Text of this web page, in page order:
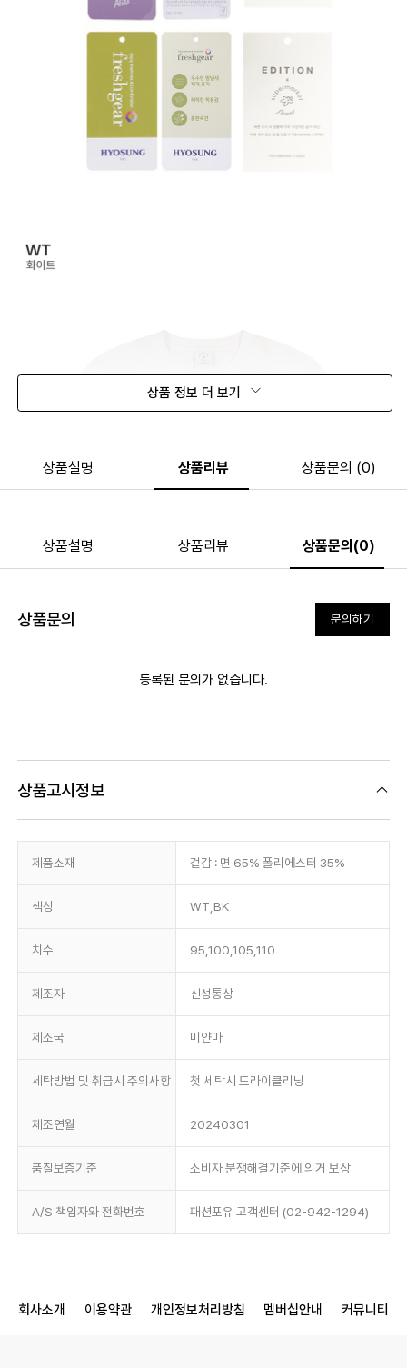
상품 정보 더 보기
상품설명 상품리뷰 상품문의 (0)
상품설명 상품리뷰 상품문의(0)
상품문의 문의하기
등록된 문의가 없습니다.
상품고시정보
제품소재 겉감 : 면 65% 폴리에스터 35%
색상 WT,BK
치수 95,100,105,110
제조자 신성통상
제조국 미얀마
세탁방법 및 취급시 주의사항 첫 세탁시 드라이클리닝
제조연월 20240301
품질보증기준 소비자 분쟁해결기준에 의거 보상
A/S 책임자와 전화번호 패션포유 고객센터 (02-942-1294)
회사소개 이용약관 개인정보처리방침 멤버십안내 커뮤니티